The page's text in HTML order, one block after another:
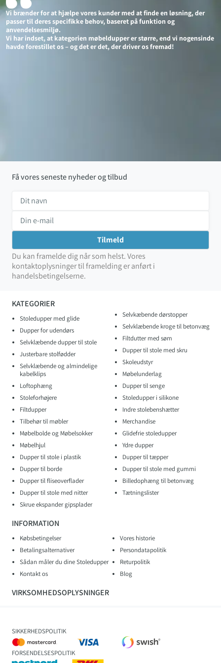
Vi brænder for at hjælpe vores kunder med at finde en løsning, der
passer til deres specifikke behov, baseret på funktion og
anvendelsesmiljø.
Vi har indset, at kategorien møbeldupper er større, end vi nogensinde
havde forestillet os – og det er det, der driver os fremad!
KATEGORIER
Stoledupper med glide
Dupper for udendørs
Selvklæbende dupper til stole
Justerbare stolfødder
Selvklæbende og almindelige
kabelklips
Loftophæng
Stoleforhøjere
Filtdupper
Tilbehør til møbler
Møbelbolde og Møbelsokker
Møbelhjul
Dupper til stole i plastik
Dupper til borde
Dupper til fliseoverflader
Dupper til stole med nitter
Skrue ekspander gipsplader
Selvkæbende dørstopper
Selvklæbende kroge til betonvæg
Filtdutter med søm
Dupper til stole med skru
Skoleudstyr
Møbelunderlag
Dupper til senge
Stoledupper i silikone
Indre stolebenshætter
Merchandise
Glidefrie stoledupper
Ydre dupper
Dupper til tæpper
Dupper til stole med gummi
Billedophæng til betonvæg
Tætningslister
INFORMATION
Købsbetingelser
Vores historie
Betalingsalternativer
Persondatapolitik
Sådan måler du dine Stoledupper
Returpolitik
Kontakt os
Blog
VIRKSOMHEDSOPLYSNINGER
Få vores seneste nyheder og tilbud
Du kan framelde dig når som helst. Vores
kontaktoplysninger til framelding er anført i
handelsbetingelserne.
SIKKERHEDSPOLITIK
FORSENDELSESPOLITIK